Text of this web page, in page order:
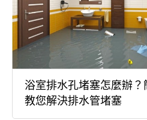
浴室排水孔堵塞怎麼辦？
教您解決排水管堵塞